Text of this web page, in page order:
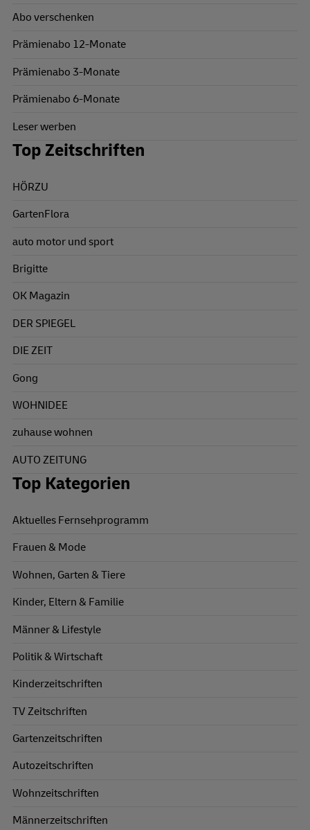
Abo verschenken
Prämienabo 12-Monate
Prämienabo 3-Monate
Prämienabo 6-Monate
Leser werben
Top Zeitschriften
HÖRZU
GartenFlora
auto motor und sport
Brigitte
OK Magazin
DER SPIEGEL
DIE ZEIT
Gong
WOHNIDEE
zuhause wohnen
AUTO ZEITUNG
Top Kategorien
Aktuelles Fernsehprogramm
Frauen & Mode
Wohnen, Garten & Tiere
Kinder, Eltern & Familie
Männer & Lifestyle
Politik & Wirtschaft
Kinderzeitschriften
TV Zeitschriften
Gartenzeitschriften
Autozeitschriften
Wohnzeitschriften
Männerzeitschriften